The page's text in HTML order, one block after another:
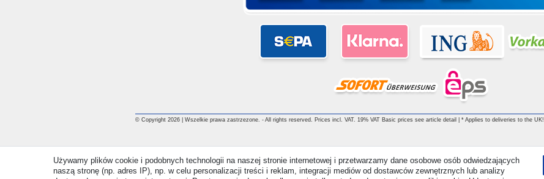
© Copyright 2026 | Wszelkie prawa zastrzezone. - All rights reserved. Prices incl. VAT. 19% VAT Basic prices see article detail | * Applies to deliveries to the UK!
Używamy plików cookie i podobnych technologii na naszej stronie internetowej i przetwarzamy dane osobowe osób odwiedzających
naszą stronę (np. adres IP), np. w celu personalizacji treści i reklam, integracji mediów od dostawców zewnętrznych lub analizy